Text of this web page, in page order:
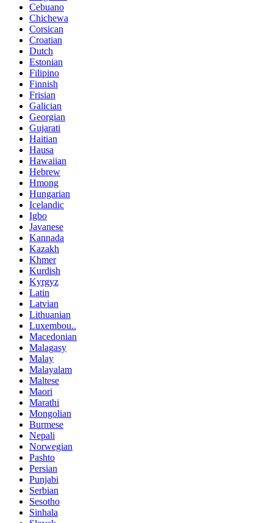
Cebuano
Chichewa
Corsican
Croatian
Dutch
Estonian
Filipino
Finnish
Frisian
Galician
Georgian
Gujarati
Haitian
Hausa
Hawaiian
Hebrew
Hmong
Hungarian
Icelandic
Igbo
Javanese
Kannada
Kazakh
Khmer
Kurdish
Kyrgyz
Latin
Latvian
Lithuanian
Luxembou..
Macedonian
Malagasy
Malay
Malayalam
Maltese
Maori
Marathi
Mongolian
Burmese
Nepali
Norwegian
Pashto
Persian
Punjabi
Serbian
Sesotho
Sinhala